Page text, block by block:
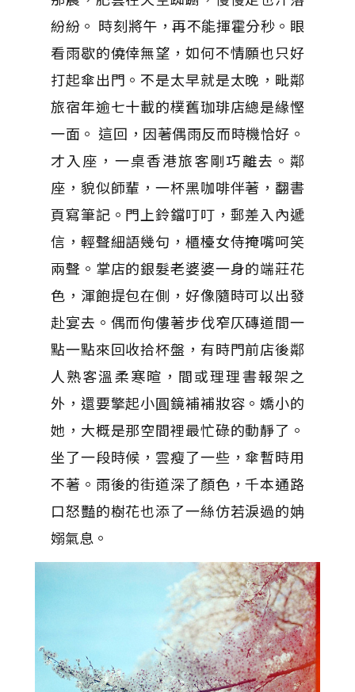
紛紛。 時刻將午，再不能揮霍分秒。眼
看雨歇的僥倖無望，如何不情願也只好
打起傘出門。不是太早就是太晚，毗鄰
旅宿年逾七十載的樸舊珈琲店總是緣慳
一面。 這回，因著偶雨反而時機恰好。
才入座，一桌香港旅客剛巧離去。鄰
座，貌似師輩，一杯黑咖啡伴著，翻書
頁寫筆記。門上鈴鐺叮叮，郵差入內遞
信，輕聲細語幾句，櫃檯女侍掩嘴呵笑
兩聲。掌店的銀髮老婆婆一身的端莊花
色，渾飽提包在側，好像隨時可以出發
赴宴去。偶而佝僂著步伐窄仄磚道間一
點一點來回收拾杯盤，有時門前店後鄰
人熟客溫柔寒暄，間或理理書報架之
外，還要擎起小圓鏡補補妝容。嬌小的
她，大概是那空間裡最忙碌的動靜了。
坐了一段時候，雲瘦了一些，傘暫時用
不著。雨後的街道深了顏色，千本通路
口怒豔的樹花也添了一絲仿若淚過的姌
嫋氣息。